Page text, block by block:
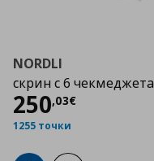
NORDLI
скрин с 6 чекмеджета
250,03€
Цена
1255 точки